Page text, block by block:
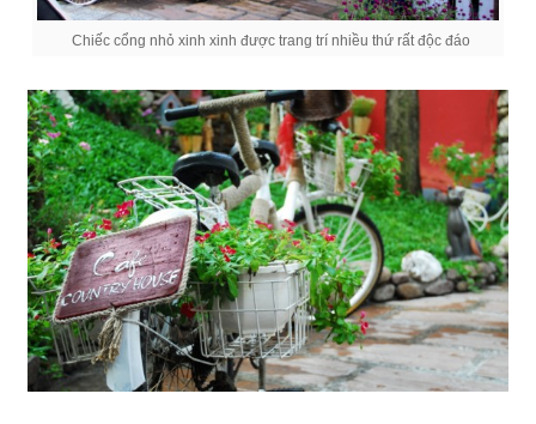
Chiếc cổng nhỏ xinh xinh được trang trí nhiều thứ rất độc đáo